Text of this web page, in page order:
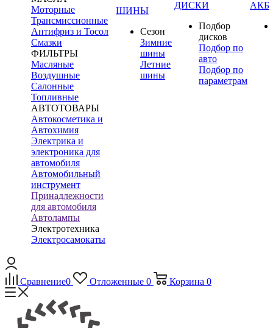
Моторные
Трансмиссионные
Антифриз и Тосол
Смазки
ФИЛЬТРЫ
Масляные
Воздушные
Салонные
Топливные
АВТОТОВАРЫ
Автокосметика и
Автохимия
Электрика и
электроника для
автомобиля
Автомобильный
инструмент
Принадлежности
для автомобиля
Автолампы
Электротехника
Электросамокаты
ШИНЫ
Сезон
Зимние
шины
Летние
шины
ДИСКИ
Подбор
дисков
Подбор по
авто
Подбор по
параметрам
АКБ
Сравнение0 Отложенные 0 Корзина 0